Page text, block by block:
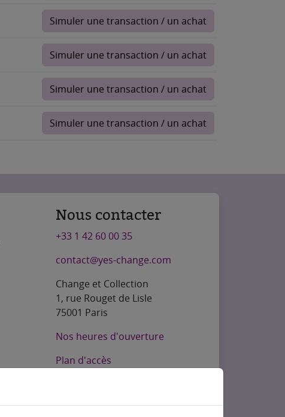
Simuler une transaction / un achat
Simuler une transaction / un achat
Simuler une transaction / un achat
Simuler une transaction / un achat
Nous contacter
+33 1 42 60 00 35
contact@yes-change.com
Change et Collection
1, rue Rouget de Lisle
75001 Paris
Nos heures d'ouverture
Plan d'accès